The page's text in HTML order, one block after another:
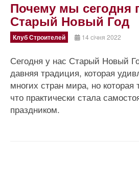
Почему мы сегодня
Старый Новый Год
Клуб Строителей 14 січня 2022
Сегодня у нас Старый Новый
давняя традиция, которая
многих стран мира, но
что практически стала
праздником.